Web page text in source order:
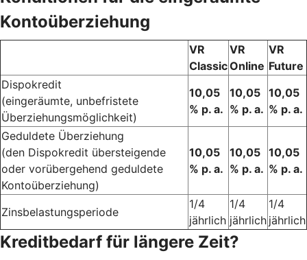
Kontoüberziehung
VR
Classic
VR
Online
VR
Future
Dispokredit
(eingeräumte, unbefristete
Überziehungsmöglichkeit)
10,05
% p. a.
10,05
% p. a.
10,05
% p. a.
Geduldete Überziehung
(den Dispokredit übersteigende
oder vorübergehend geduldete
Kontoüberziehung)
10,05
% p. a.
10,05
% p. a.
10,05
% p. a.
Zinsbelastungsperiode
1/4
jährlich
1/4
jährlich
1/4
jährlich
Kreditbedarf für längere Zeit?